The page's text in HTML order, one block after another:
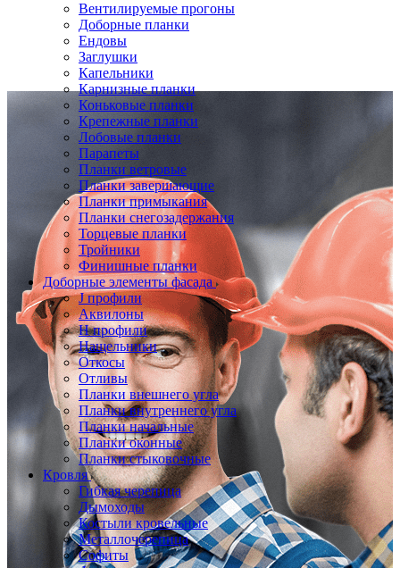
Вентилируемые прогоны
Доборные планки
Ендовы
Заглушки
Капельники
Карнизные планки
Коньковые планки
Крепежные планки
Лобовые планки
Парапеты
Планки ветровые
Планки завершающие
Планки примыкания
Планки снегозадержания
Торцевые планки
Тройники
Финишные планки
Доборные элементы фасада
J профили
Аквилоны
Н профили
Нащельники
Откосы
Отливы
Планки внешнего угла
Планки внутреннего угла
Планки начальные
Планки оконные
Планки стыковочные
Кровля
Гибкая черепица
Дымоходы
Костыли кровельные
Металлочерепица
Софиты